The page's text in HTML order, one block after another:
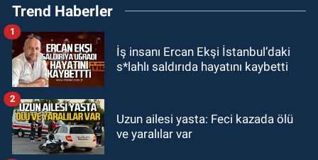
zam daha geliyor
11:00
10:55İşçi servisi kaza yaptı...
Trend Haberler
İş insanı Ercan Ekşi İstanbul’daki
s*lahlı saldırıda hayatını kaybetti
1
Uzun ailesi yasta: Feci kazada ölü
ve yaralılar var
2